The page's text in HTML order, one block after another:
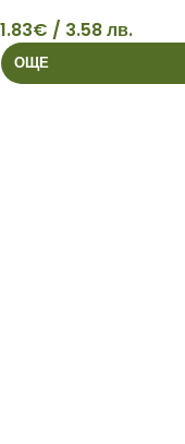
1
1.83€ / 3.58 лв.
ОЩЕ